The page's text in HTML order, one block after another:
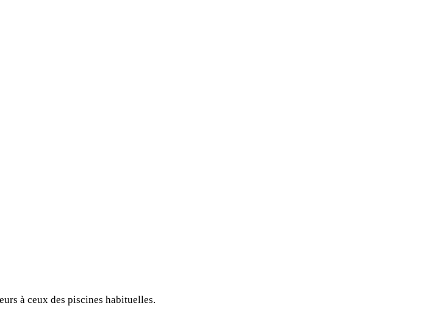
à ceux des piscines habituelles.